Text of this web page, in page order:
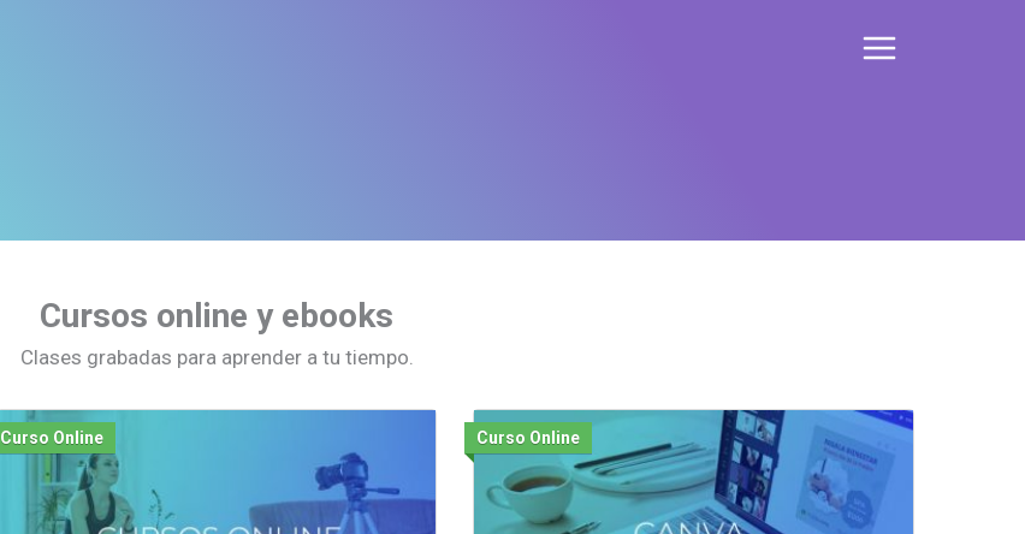
Cursos online y ebooks
Clases grabadas para aprender a tu tiempo.
Curso Online Curso Online